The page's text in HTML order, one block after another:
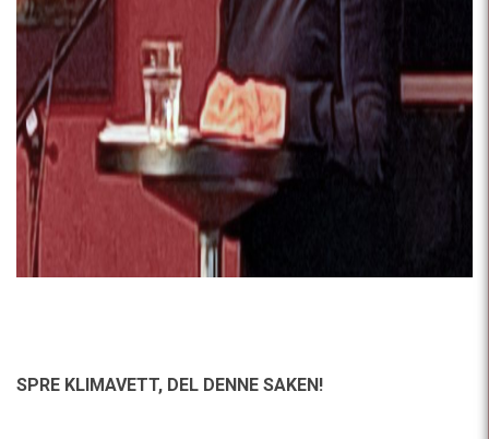
SPRE KLIMAVETT, DEL DENNE SAKEN!